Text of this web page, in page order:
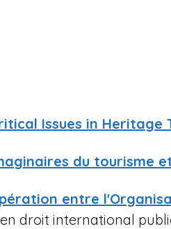
Issues in Heritage
du tourisme
entre
droit international